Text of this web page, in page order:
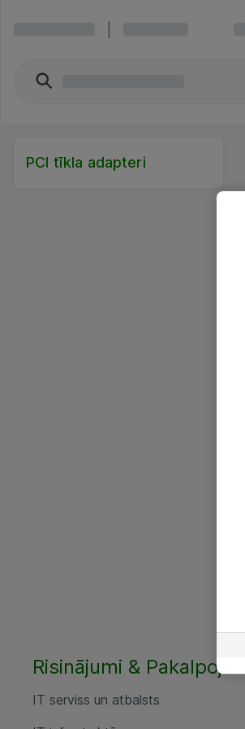
PCI tīkla adapteri
Risinājumi & Pakalpojumi
IT serviss un atbalsts